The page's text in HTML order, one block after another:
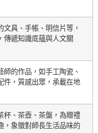
具、手帳、明信片等，
傳遞知識底蘊與人文關
師的作品，如手工陶瓷、
件，質感出眾，承載在地
杯、茶壺、茶盤，為贈禮
，象徵對師長生活品味的